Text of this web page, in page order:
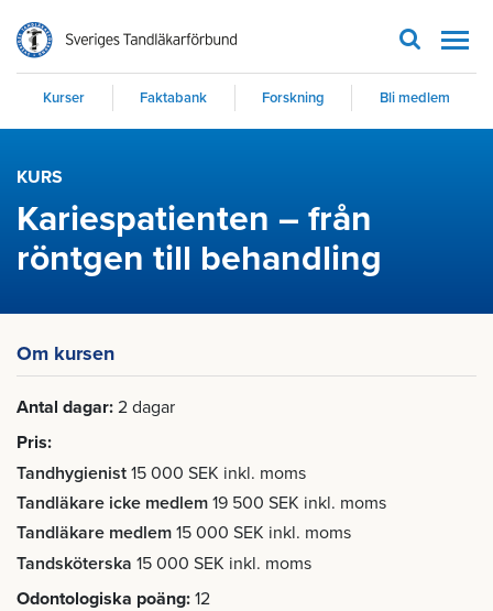
Kurser Faktabank Forskning Bli medlem
KURS
Kariespatienten – från
röntgen till behandling
Om kursen
Antal dagar 2 dagar
Pris
Tandhygienist 15 000 SEK inkl. moms
Tandläkare icke medlem 19 500 SEK inkl. moms
Tandläkare medlem 15 000 SEK inkl. moms
Tandsköterska 15 000 SEK inkl. moms
Odontologiska poäng 12